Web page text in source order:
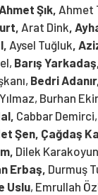
Şık, Ahmet
Arat Dink,
Aysel Tuğluk,
Barış
Bedri
Burhan
Cabbar Demirci,
Şen, Çağdaş
Dilek Karakoyun
Erbaş, Durmuş
Uslu, Emrullah